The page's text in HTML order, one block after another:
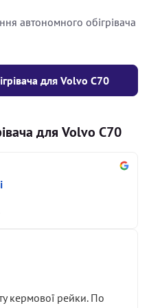
автономного обігрівача
для Volvo C70
для Volvo C70
кермової рейки. По